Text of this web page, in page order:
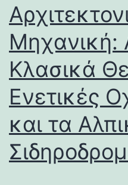
Μηχανική:
Κλασικά
Ενετικές
και τα